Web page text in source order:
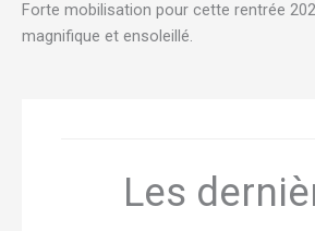
Forte mobilisation pour cette rentrée
magnifique et ensoleillé.
Les